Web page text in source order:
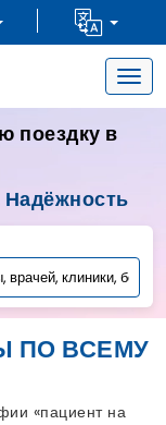
поездку в
Надёжность
ПО ВСЕМУ
«пациент на